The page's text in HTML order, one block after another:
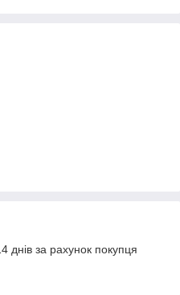
днів за рахунок покупця